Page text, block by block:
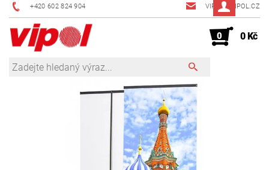
+420 602 824 904 VIPOL@VIPOL.CZ
0 0 Kč